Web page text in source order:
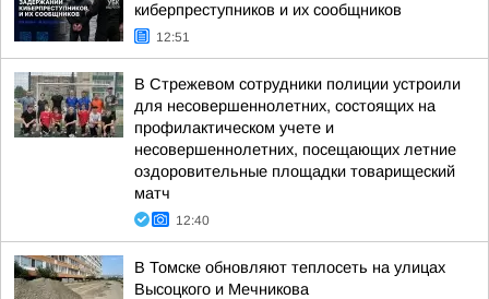
киберпреступников и их сообщников
12:51
В Стрежевом сотрудники полиции устроили
для несовершеннолетних, состоящих на
профилактическом учете и
несовершеннолетних, посещающих летние
оздоровительные площадки товарищеский
матч
12:40
В Томске обновляют теплосеть на улицах
Высоцкого и Мечникова